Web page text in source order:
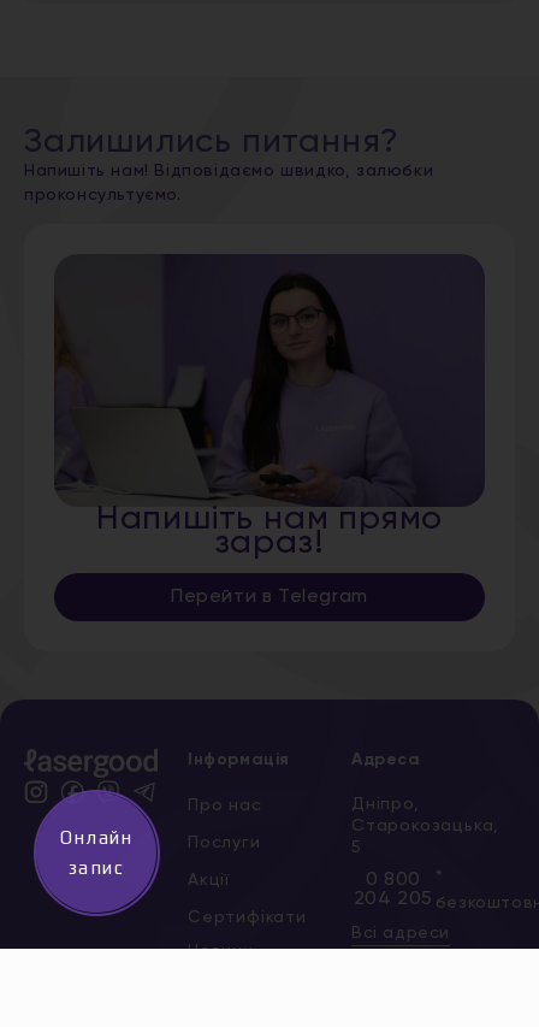
Залишились питання?
Напишіть нам! Відповідаємо швидко, залюбки
проконсультуємо.
Напишіть нам прямо
зараз!
Перейти в Telegram
Інформація
Про нас
Послуги
Акції
Сертифікати
Новини
Адреса
Дніпро,
Старокозацька,
5
0 800
204 205
*
Всі адреси
Онлайн
запис